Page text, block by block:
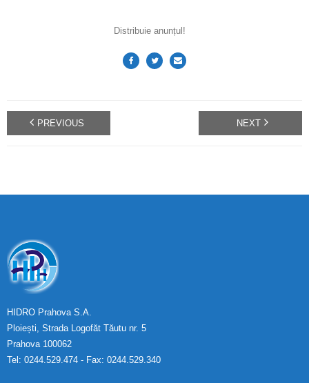
Distribuie anunțul!
PREVIOUS NEXT
HIDRO Prahova S.A.
Ploiești, Strada Logofăt Tăutu nr. 5
Prahova 100062
Tel: 0244.529.474 - Fax: 0244.529.340